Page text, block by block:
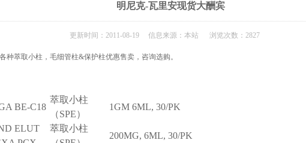
明尼克-瓦里安现货大酬宾
更新时间：2011-08-19 信息来源：本站 浏览次数：2827
种萃取小柱，毛细管柱&保护柱优惠售卖，咨询选购。
BE-C18
萃取小柱
（SPE）
1GM 6ML, 30/PK
ELUT
萃取小柱
200MG, 6ML, 30/PK